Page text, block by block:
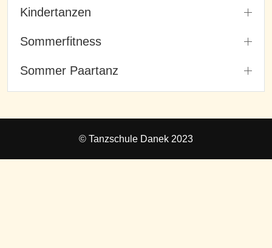
Kindertanzen
Sommerfitness
Sommer Paartanz
© Tanzschule Danek 2023